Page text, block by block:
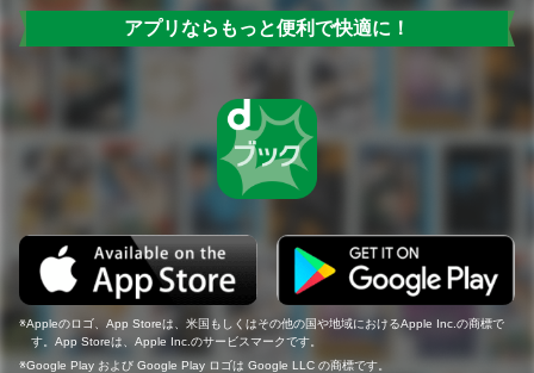
アプリならもっと便利で快適に！
Appleのロゴ、App Storeは、米国もしくはその他の国や地域におけるApple Inc.の商標で
す。App Storeは、Apple Inc.のサービスマークです。
Google Play および Google Play ロゴは Google LLC の商標です。